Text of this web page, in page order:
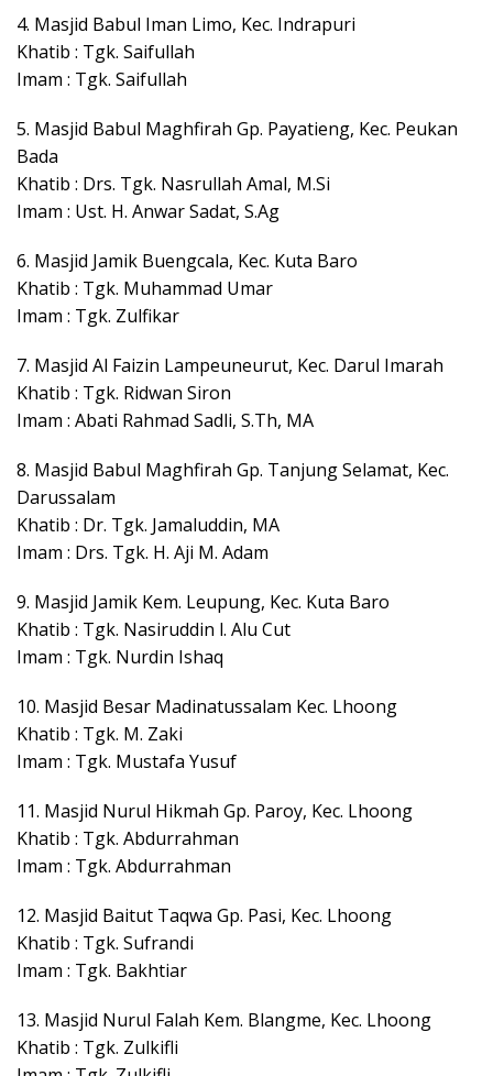
4. Masjid Babul Iman Limo, Kec. Indrapuri
Khatib : Tgk. Saifullah
Imam : Tgk. Saifullah
5. Masjid Babul Maghfirah Gp. Payatieng, Kec. Peukan
Bada
Khatib : Drs. Tgk. Nasrullah Amal, M.Si
Imam : Ust. H. Anwar Sadat, S.Ag
6. Masjid Jamik Buengcala, Kec. Kuta Baro
Khatib : Tgk. Muhammad Umar
Imam : Tgk. Zulfikar
7. Masjid Al Faizin Lampeuneurut, Kec. Darul Imarah
Khatib : Tgk. Ridwan Siron
Imam : Abati Rahmad Sadli, S.Th, MA
8. Masjid Babul Maghfirah Gp. Tanjung Selamat, Kec.
Darussalam
Khatib : Dr. Tgk. Jamaluddin, MA
Imam : Drs. Tgk. H. Aji M. Adam
9. Masjid Jamik Kem. Leupung, Kec. Kuta Baro
Khatib : Tgk. Nasiruddin l. Alu Cut
Imam : Tgk. Nurdin Ishaq
10. Masjid Besar Madinatussalam Kec. Lhoong
Khatib : Tgk. M. Zaki
Imam : Tgk. Mustafa Yusuf
11. Masjid Nurul Hikmah Gp. Paroy, Kec. Lhoong
Khatib : Tgk. Abdurrahman
Imam : Tgk. Abdurrahman
12. Masjid Baitut Taqwa Gp. Pasi, Kec. Lhoong
Khatib : Tgk. Sufrandi
Imam : Tgk. Bakhtiar
13. Masjid Nurul Falah Kem. Blangme, Kec. Lhoong
Khatib : Tgk. Zulkifli